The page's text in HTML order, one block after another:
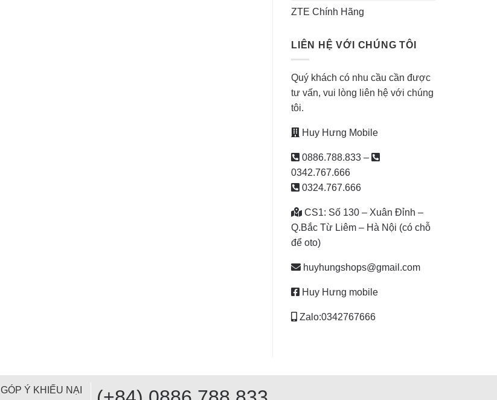
ZTE Chính Hãng
LIÊN HỆ VỚI CHÚNG TÔI
Quý khách có nhu cầu cần được
tư vấn, vui lòng liên hệ với chúng
tôi.
Huy Hưng Mobile
0886.788.833 –
0342.767.666
0324.767.666
CS1: Số 130 – Xuân Đỉnh –
Q.Bắc Từ Liêm – Hà Nội (có chỗ
để oto)
huyhungshops@gmail.com
Huy Hưng mobile
Zalo:0342767666
Ý KHIẾU NẠI